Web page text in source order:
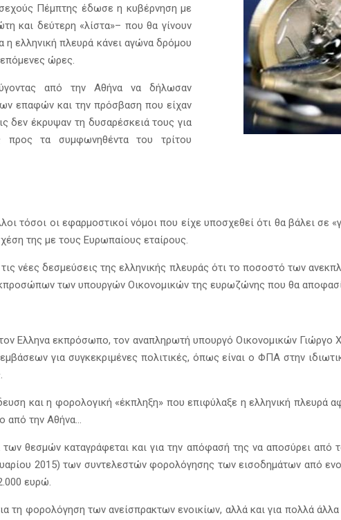
Πέμπτης έδωσε η κυβέρνηση με
και δεύτερη «λίστα»– που θα γίνουν
η ελληνική πλευρά κάνει αγώνα δρόμου
ώρες.
από την Αθήνα να δήλωσαν
επαφών και την πρόσβαση που είχαν
δεν έκρυψαν τη δυσαρέσκειά τους για
προς τα συμφωνηθέντα του τρίτου
τόσοι οι εφαρμοστικοί νόμοι που είχε υποσχεθεί ότι θα βάλει
της με τους Ευρωπαίους εταίρους.
τις νέες δεσμεύσεις της ελληνικής πλευράς ότι το ποσοστό των
των υπουργών Οικονομικών της ευρωζώνης που θα
Ελληνα εκπρόσωπο, τον αναπληρωτή υπουργό Οικονομικών Γιώργο
για συγκεκριμένες πολιτικές, όπως είναι ο ΦΠΑ στην
και η φορολογική «έκπληξη» που επιφύλαξε η ελληνική πλευρά
από την Αθήνα…
των θεσμών καταγράφεται και για την απόφασή της να αποσύρει
2015) των συντελεστών φορολόγησης των εισοδημάτων από
ευρώ.
τη φορολόγηση των ανείσπρακτων ενοικίων, αλλά και για πολλά